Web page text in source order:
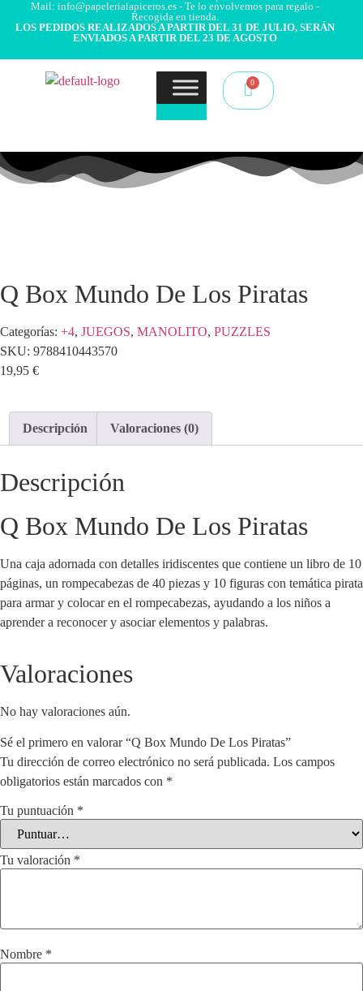
Mail: info@papelerialapiceros.es - Te lo envolvemos para regalo -
Recogida en tienda.
LOS PEDIDOS REALIZADOS A PARTIR DEL 31 DE JULIO, SERÁN
ENVIADOS A PARTIR DEL 23 DE AGOSTO
Q Box Mundo De Los Piratas
Categorías: +4, JUEGOS, MANOLITO, PUZZLES
SKU: 9788410443570
19,95 €
Descripción Valoraciones (0)
Descripción
Q Box Mundo De Los Piratas
Una caja adornada con detalles iridiscentes que contiene un libro de 10
páginas, un rompecabezas de 40 piezas y 10 figuras con temática pirata
para armar y colocar en el rompecabezas, ayudando a los niños a
aprender a reconocer y asociar elementos y palabras.
Valoraciones
No hay valoraciones aún.
Sé el primero en valorar “Q Box Mundo De Los Piratas”
Tu dirección de correo electrónico no será publicada. Los campos
obligatorios están marcados con *
Tu puntuación *
Tu valoración *
Nombre *